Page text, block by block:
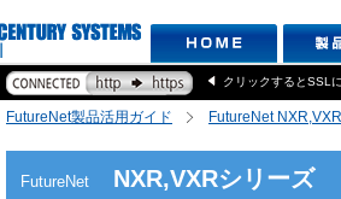
クリックするとSSL
FutureNet製品活用ガイド FutureNet
FutureNet NXR,VXRシリーズ